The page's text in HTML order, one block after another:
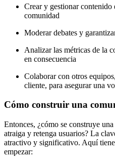
Colecciónes,
Marcas,
Creatividad,
Free
Spots,
Periodismo,
Revistas,
Magazines
,
Crear y gestionar contenido
comunidad
Moderar debates y
Analizar las métricas de la
en consecuencia
Colaborar con otros
cliente, para asegurar una
Cómo construir una
Entonces, ¿cómo se construye
atraiga y retenga usuarios? La
atractivo y significativo. Aquí
empezar: